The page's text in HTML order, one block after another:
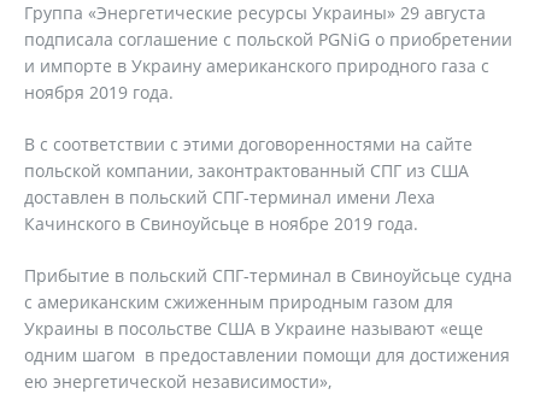
Группа «Энергетические ресурсы Украины» 29 августа
подписала соглашение с польской PGNiG о приобретении
и импорте в Украину американского природного газа с
ноября 2019 года.
В с соответствии с этими договоренностями на сайте
польской компании, законтрактованный СПГ из США
доставлен в польский СПГ-терминал имени Леха
Качинского в Свиноуйсьце в ноябре 2019 года.
Прибытие в польский СПГ-терминал в Свиноуйсьце судна
с американским сжиженным природным газом для
Украины в посольстве США в Украине называют «еще
одним шагом в предоставлении помощи для достижения
ею энергетической независимости»,